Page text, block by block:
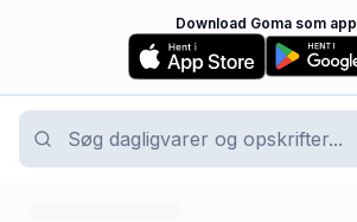
Download Goma som app